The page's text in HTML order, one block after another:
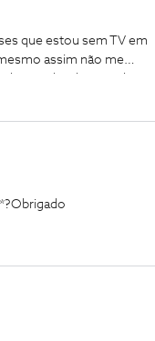
que estou sem TV em
assim não me
aparelho pra melhorar